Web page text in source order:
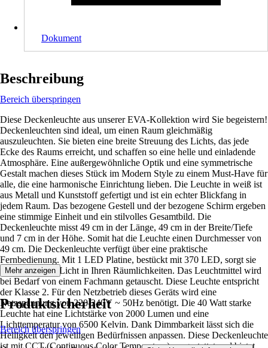
Dokument
Beschreibung
Bereich überspringen
Diese Deckenleuchte aus unserer EVA-Kollektion wird Sie begeistern!
Deckenleuchten sind ideal, um einen Raum gleichmäßig
auszuleuchten. Sie bieten eine breite Streuung des Lichts, das jede
Ecke des Raums erreicht, und schaffen so eine helle und einladende
Atmosphäre. Eine außergewöhnliche Optik und eine symmetrische
Gestalt machen dieses Stück im Modern Style zu einem Must-Have für
alle, die eine harmonische Einrichtung lieben. Die Leuchte in weiß ist
aus Metall und Kunststoff gefertigt und ist ein echter Blickfang in
jedem Raum. Das bezogene Gestell und der bezogene Schirm ergeben
eine stimmige Einheit und ein stilvolles Gesamtbild. Die
Deckenleuchte misst 49 cm in der Länge, 49 cm in der Breite/Tiefe
und 7 cm in der Höhe. Somit hat die Leuchte einen Durchmesser von
49 cm. Die Deckenleuchte verfügt über eine praktische
Fernbedienung. Mit 1 LED Platine, bestückt mit 370 LED, sorgt sie
für ein schönes Licht in Ihren Räumlichkeiten. Das Leuchtmittel wird
bei Bedarf von einem Fachmann getauscht. Diese Leuchte entspricht
der Klasse 2. Für den Netzbetrieb dieses Geräts wird eine
Netzspannung von 220-240V ~ 50Hz benötigt. Die 40 Watt starke
Leuchte hat eine Lichtstärke von 2000 Lumen und eine
Lichttemperatur von 6500 Kelvin. Dank Dimmbarkeit lässt sich die
Helligkeit den jeweiligen Bedürfnissen anpassen. Diese Deckenleuchte
ist mit CCT (Continuous Color Temperature) ausgestattet und bietet
Mehr anzeigen
Produktsicherheit
Bereich überspringen